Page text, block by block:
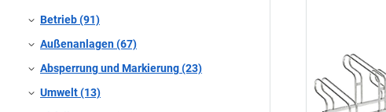
Betrieb (91)
Außenanlagen (67)
Absperrung und Markierung (23)
Umwelt (13)